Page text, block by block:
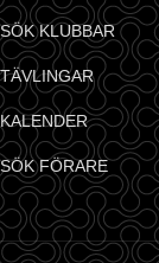
SÖK KLUBBAR
TÄVLINGAR
KALENDER
SÖK FÖRARE